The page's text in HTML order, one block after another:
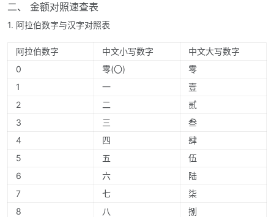
二、 金额对照速查表
1. 阿拉伯数字与汉字对照表
阿拉伯数字 中文小写数字
中文大写数字
0
零(〇)
零
1
一
壹
2
二
贰
3
三
叁
4
四
肆
5
五
伍
6
六
陆
7
七
柒
8
八
捌